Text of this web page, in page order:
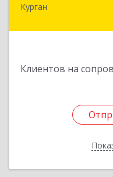
Курган
Клиентов на